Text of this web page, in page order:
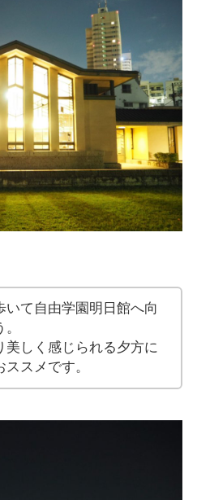
いて自由学園明日館へ向
美しく感じられる夕方に
スメです。